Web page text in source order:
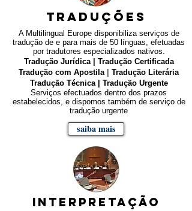
TRADUÇõES
A Multilingual Europe disponibiliza serviços de
tradução de e para mais de 50 línguas, efetuadas
por tradutores especializados nativos.
Tradução Jurídica | Tradução Certificada
Tradução com Apostila| Tradução Literária
Tradução Técnica | Tradução Urgente
Serviços efectuados dentro dos prazos
estabelecidos, e dispomos também de serviço de
tradução urgente
saiba mais
interpretação